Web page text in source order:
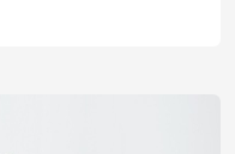
ါသည်။